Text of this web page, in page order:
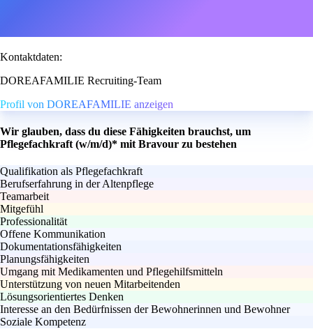
Kontaktdaten:
DOREAFAMILIE Recruiting-Team
Profil von DOREAFAMILIE anzeigen
Wir glauben, dass du diese Fähigkeiten brauchst, um
Pflegefachkraft (w/m/d)* mit Bravour zu bestehen
Qualifikation als Pflegefachkraft
Berufserfahrung in der Altenpflege
Teamarbeit
Mitgefühl
Professionalität
Offene Kommunikation
Dokumentationsfähigkeiten
Planungsfähigkeiten
Umgang mit Medikamenten und Pflegehilfsmitteln
Unterstützung von neuen Mitarbeitenden
Lösungsorientiertes Denken
Interesse an den Bedürfnissen der Bewohnerinnen und Bewohner
Soziale Kompetenz